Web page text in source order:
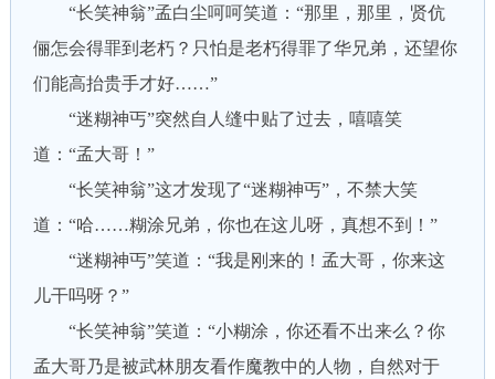
“长笑神翁”孟白尘呵呵笑道：“那里，那里，贤伉
俪怎会得罪到老朽？只怕是老朽得罪了华兄弟，还望你
们能高抬贵手才好……”
“迷糊神丐”突然自人缝中贴了过去，嘻嘻笑
道：“孟大哥！”
“长笑神翁”这才发现了“迷糊神丐”，不禁大笑
道：“哈……糊涂兄弟，你也在这儿呀，真想不到！”
“迷糊神丐”笑道：“我是刚来的！孟大哥，你来这
儿干吗呀？”
“长笑神翁”笑道：“小糊涂，你还看不出来么？你
孟大哥乃是被武林朋友看作魔教中的人物，自然对于